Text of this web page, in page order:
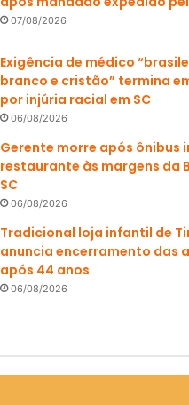
07/08/2026
Exigência de médico
branco e cristão” termina
por injúria racial em SC
06/08/2026
Gerente morre após ônibus
restaurante às margens da
SC
06/08/2026
Tradicional loja infantil de
anuncia encerramento das
após 44 anos
06/08/2026